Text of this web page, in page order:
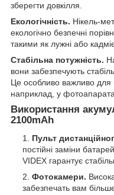
зберегти довкілля.
Екологічність. Нікель-
екологічно безпечні
такими як лужні або
Стабільна потужність.
вони забезпечують
Це особливо важливо для
наприклад, у
Використання
2100mAh
Пульт
постійні заміни
VIDEX гарантує
Фотокамери.
забезпечать вам